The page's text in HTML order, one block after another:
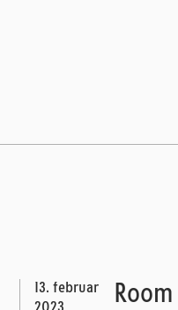
13. februar
Room